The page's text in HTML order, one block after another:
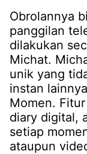
Obrolannya
panggilan
dilakukan
Michat.
unik yang
instan
Momen.
diary digital,
setiap
ataupun